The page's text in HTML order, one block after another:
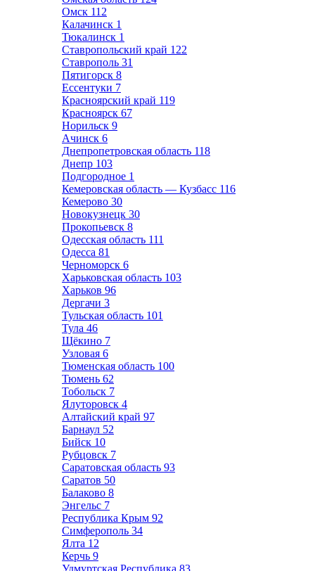
Омск 112
Калачинск 1
Тюкалинск 1
Ставропольский край 122
Ставрополь 31
Пятигорск 8
Ессентуки 7
Красноярский край 119
Красноярск 67
Норильск 9
Ачинск 6
Днепропетровская область 118
Днепр 103
Подгородное 1
Кемеровская область — Кузбасс 116
Кемерово 30
Новокузнецк 30
Прокопьевск 8
Одесская область 111
Одесса 81
Черноморск 6
Харьковская область 103
Харьков 96
Дергачи 3
Тульская область 101
Тула 46
Щёкино 7
Узловая 6
Тюменская область 100
Тюмень 62
Тобольск 7
Ялуторовск 4
Алтайский край 97
Барнаул 52
Бийск 10
Рубцовск 7
Саратовская область 93
Саратов 50
Балаково 8
Энгельс 7
Республика Крым 92
Симферополь 34
Ялта 12
Керчь 9
Удмуртская Республика 83